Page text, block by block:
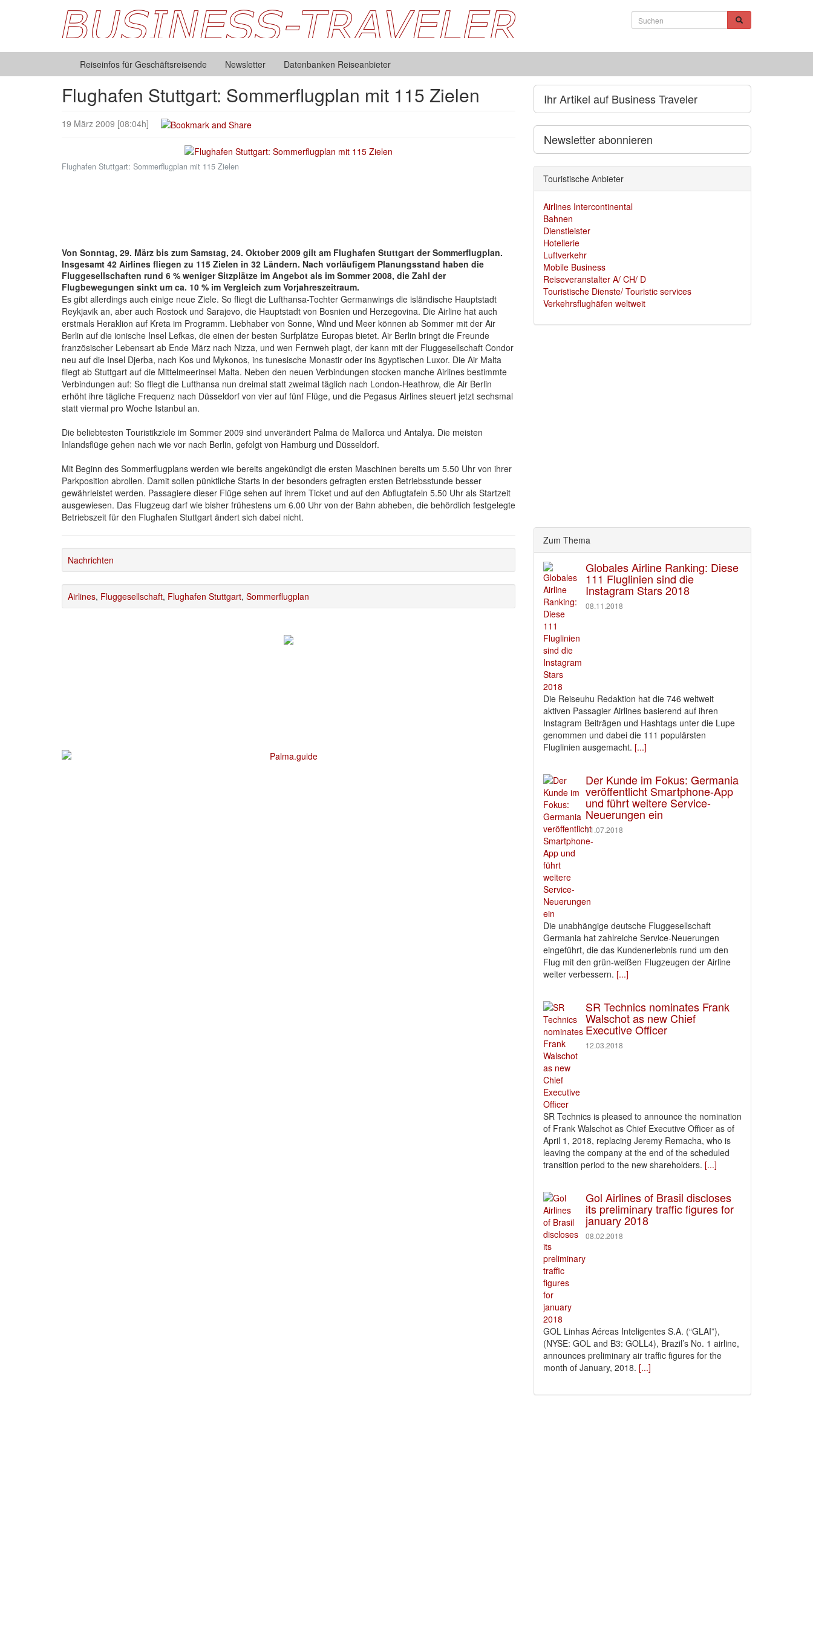
Reiseinfos für Geschäftsreisende Newsletter Datenbanken Reiseanbieter
Flughafen Stuttgart: Sommerflugplan mit 115 Zielen
19 März 2009 [08:04h]
Flughafen Stuttgart: Sommerflugplan mit 115 Zielen
Von Sonntag, 29. März bis zum Samstag, 24. Oktober 2009 gilt am Flughafen Stuttgart der Sommerflugplan.
Insgesamt 42 Airlines fliegen zu 115 Zielen in 32 Ländern. Nach vorläufigem Planungsstand haben die
Fluggesellschaften rund 6 % weniger Sitzplätze im Angebot als im Sommer 2008, die Zahl der
Flugbewegungen sinkt um ca. 10 % im Vergleich zum Vorjahreszeitraum.
Es gibt allerdings auch einige neue Ziele. So fliegt die Lufthansa-Tochter Germanwings die isländische Hauptstadt
Reykjavik an, aber auch Rostock und Sarajevo, die Hauptstadt von Bosnien und Herzegovina. Die Airline hat auch
erstmals Heraklion auf Kreta im Programm. Liebhaber von Sonne, Wind und Meer können ab Sommer mit der Air
Berlin auf die ionische Insel Lefkas, die einen der besten Surfplätze Europas bietet. Air Berlin bringt die Freunde
französischer Lebensart ab Ende März nach Nizza, und wen Fernweh plagt, der kann mit der Fluggesellschaft Condor
neu auf die Insel Djerba, nach Kos und Mykonos, ins tunesische Monastir oder ins ägyptischen Luxor. Die Air Malta
fliegt ab Stuttgart auf die Mittelmeerinsel Malta. Neben den neuen Verbindungen stocken manche Airlines bestimmte
Verbindungen auf: So fliegt die Lufthansa nun dreimal statt zweimal täglich nach London-Heathrow, die Air Berlin
erhöht ihre tägliche Frequenz nach Düsseldorf von vier auf fünf Flüge, und die Pegasus Airlines steuert jetzt sechsmal
statt viermal pro Woche Istanbul an.
Die beliebtesten Touristikziele im Sommer 2009 sind unverändert Palma de Mallorca und Antalya. Die meisten
Inlandsflüge gehen nach wie vor nach Berlin, gefolgt von Hamburg und Düsseldorf.
Mit Beginn des Sommerflugplans werden wie bereits angekündigt die ersten Maschinen bereits um 5.50 Uhr von ihrer
Parkposition abrollen. Damit sollen pünktliche Starts in der besonders gefragten ersten Betriebsstunde besser
gewährleistet werden. Passagiere dieser Flüge sehen auf ihrem Ticket und auf den Abflugtafeln 5.50 Uhr als Startzeit
ausgewiesen. Das Flugzeug darf wie bisher frühestens um 6.00 Uhr von der Bahn abheben, die behördlich festgelegte
Betriebszeit für den Flughafen Stuttgart ändert sich dabei nicht.
Nachrichten
Airlines, Fluggesellschaft, Flughafen Stuttgart, Sommerflugplan
Ihr Artikel auf Business Traveler
Newsletter abonnieren
Touristische Anbieter
Airlines Intercontinental
Bahnen
Dienstleister
Hotellerie
Luftverkehr
Mobile Business
Reiseveranstalter A/ CH/ D
Touristische Dienste/ Touristic services
Verkehrsflughäfen weltweit
Zum Thema
Globales Airline Ranking: Diese
111 Fluglinien sind die
Instagram Stars 2018
08.11.2018
Die Reiseuhu Redaktion hat die 746 weltweit
aktiven Passagier Airlines basierend auf ihren
Instagram Beiträgen und Hashtags unter die Lupe
genommen und dabei die 111 populärsten
Fluglinien ausgemacht. [...]
Der Kunde im Fokus: Germania
veröffentlicht Smartphone-App
und führt weitere Service-
Neuerungen ein
11.07.2018
Die unabhängige deutsche Fluggesellschaft
Germania hat zahlreiche Service-Neuerungen
eingeführt, die das Kundenerlebnis rund um den
Flug mit den grün-weißen Flugzeugen der Airline
weiter verbessern. [...]
SR Technics nominates Frank
Walschot as new Chief
Executive Officer
12.03.2018
SR Technics is pleased to announce the nomination
of Frank Walschot as Chief Executive Officer as of
April 1, 2018, replacing Jeremy Remacha, who is
leaving the company at the end of the scheduled
transition period to the new shareholders. [...]
Gol Airlines of Brasil discloses
its preliminary traffic figures for
january 2018
08.02.2018
GOL Linhas Aéreas Inteligentes S.A. (“GLAI”),
(NYSE: GOL and B3: GOLL4), Brazil’s No. 1 airline,
announces preliminary air traffic figures for the
month of January, 2018. [...]